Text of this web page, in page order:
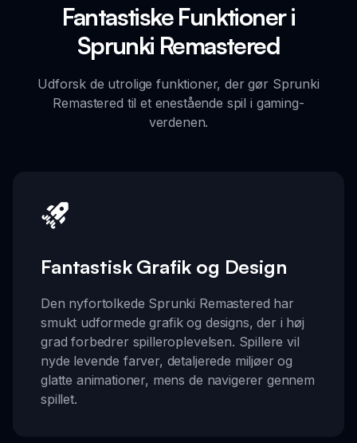
Fantastiske Funktioner i
Sprunki Remastered
Udforsk de utrolige funktioner, der gør Sprunki
Remastered til et enestående spil i gaming-
verdenen.
Fantastisk Grafik og Design
Den nyfortolkede Sprunki Remastered har
smukt udformede grafik og designs, der i høj
grad forbedrer spilleroplevelsen. Spillere vil
nyde levende farver, detaljerede miljøer og
glatte animationer, mens de navigerer gennem
spillet.